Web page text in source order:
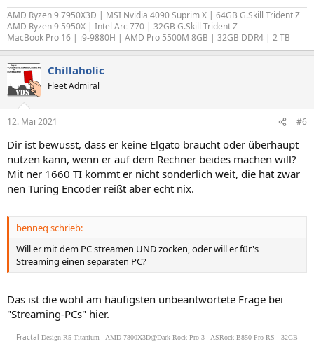
AMD Ryzen 9 7950X3D | MSI Nvidia 4090 Suprim X | 64GB G.Skill Trident Z
AMD Ryzen 9 5950X | Intel Arc 770 | 32GB G.Skill Trident Z
MacBook Pro 16 | i9-9880H | AMD Pro 5500M 8GB | 32GB DDR4 | 2 TB
Chillaholic
Fleet Admiral
12. Mai 2021 #6
Dir ist bewusst, dass er keine Elgato braucht oder überhaupt
nutzen kann, wenn er auf dem Rechner beides machen will?
Mit ner 1660 TI kommt er nicht sonderlich weit, die hat zwar
nen Turing Encoder reißt aber echt nix.
benneq schrieb:
Will er mit dem PC streamen UND zocken, oder will er für's
Streaming einen separaten PC?
Das ist die wohl am häufigsten unbeantwortete Frage bei
"Streaming-PCs" hier.
Fractal Design R5 Titanium - AMD 7800X3D@Dark Rock Pro 3 - ASRock B850 Pro RS - 32GB